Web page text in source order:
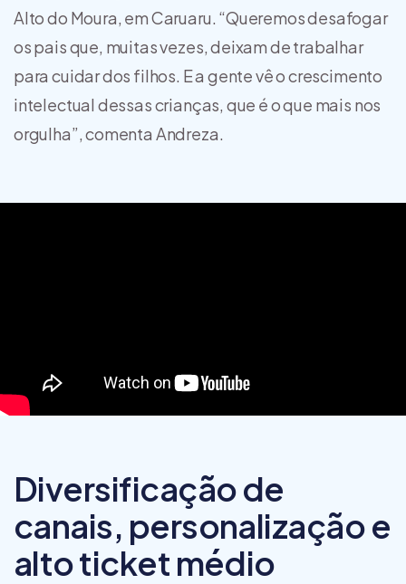
Alto do Moura, em Caruaru. “Queremos desafogar
os pais que, muitas vezes, deixam de trabalhar
para cuidar dos filhos. E a gente vê o crescimento
intelectual dessas crianças, que é o que mais nos
orgulha”, comenta Andreza.
Diversificação de
canais, personalização e
alto ticket médio